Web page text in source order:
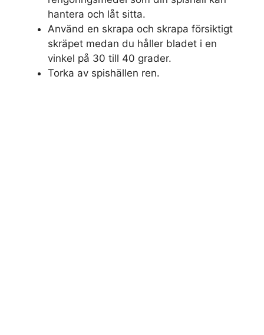
hantera och låt sitta.
Använd en skrapa och skrapa försiktigt
skräpet medan du håller bladet i en
vinkel på 30 till 40 grader.
Torka av spishällen ren.